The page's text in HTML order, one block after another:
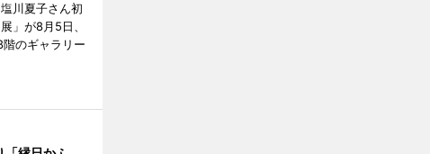
川夏子さん初
」が8月5日、
のギャラリー